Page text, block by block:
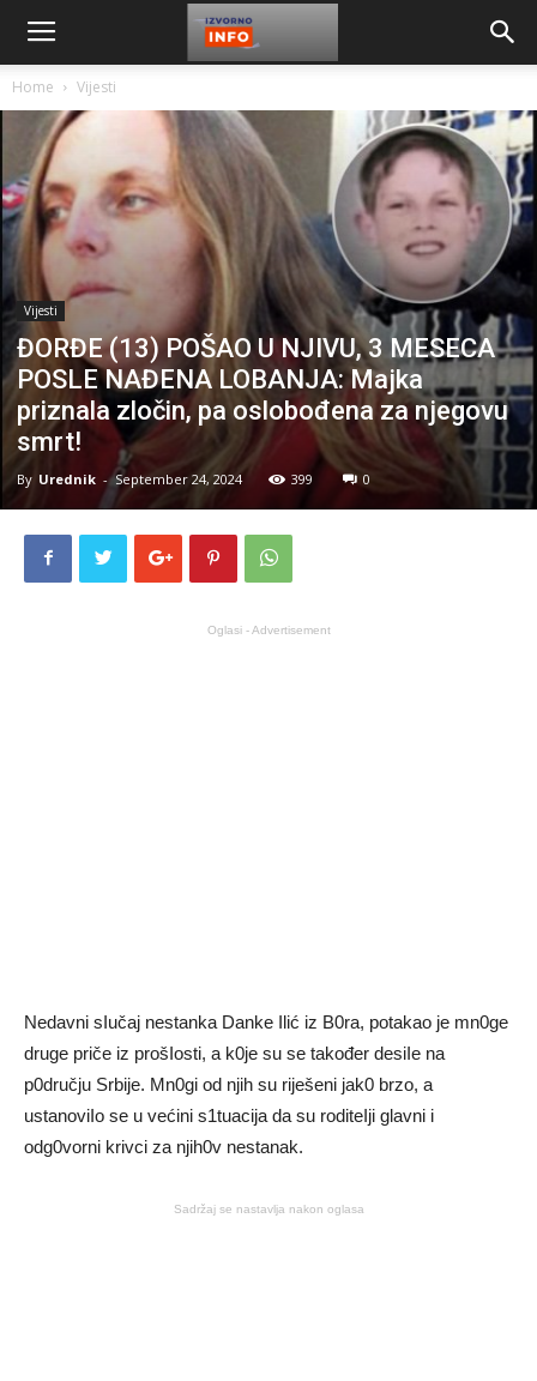
Home Vijesti
Vijesti
ĐORĐE (13) POŠAO U NJIVU, 3 MESECA
POSLE NAĐENA LOBANJA: Majka
priznala zločin, pa oslobođena za njegovu
smrt!
By Urednik - September 24, 2024 399 0
Oglasi - Advertisement
Nedavni sIučaj nestanka Danke Ilić iz B0ra, potakao je mn0ge
druge priče iz prošIosti, a k0je su se također desiIe na
p0dručju Srbije. Mn0gi od njih su riješeni jak0 brzo, a
ustanoviIo se u većini s1tuacija da su roditeIji glavni i
odg0vorni krivci za njih0v nestanak.
Sadržaj se nastavlja nakon oglasa